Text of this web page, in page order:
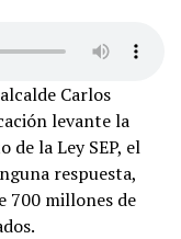
Carlos
levante la
la Ley SEP, el
respuesta,
700 millones de